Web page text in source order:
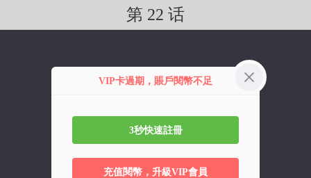
第 22 话
VIP卡過期，賬戶閱幣不足
3秒快速註冊
充值閱幣，升級VIP會員